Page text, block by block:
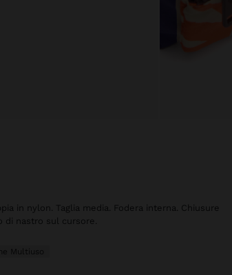
in nylon. Taglia media. Fodera interna. Chiusure
di nastro sul cursore.
Multiuso